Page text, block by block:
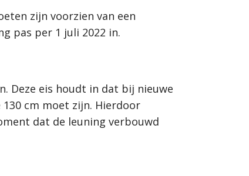
zijn voorzien van een
pas per 1 juli 2022 in.
Deze eis houdt in dat bij nieuwe
cm moet zijn. Hierdoor
dat de leuning verbouwd